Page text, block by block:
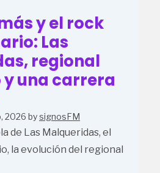
y el rock
Las
regional
una carrera
2026 bysignosFM
de Las Malqueridas, el
la evolución del regional